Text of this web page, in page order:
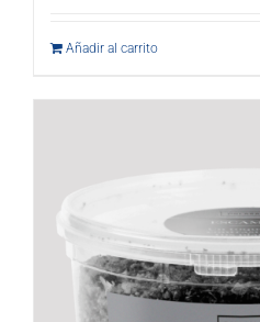
Añadir al carrito